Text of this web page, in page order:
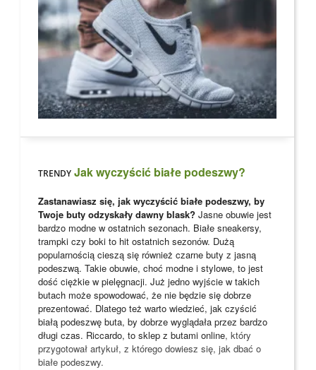
TRENDY Jak wyczyścić białe podeszwy?
Zastanawiasz się, jak wyczyścić białe podeszwy, by
Twoje buty odzyskały dawny blask? Jasne obuwie jest
bardzo modne w ostatnich sezonach. Białe sneakersy,
trampki czy boki to hit ostatnich sezonów. Dużą
popularnością cieszą się również czarne buty z jasną
podeszwą. Takie obuwie, choć modne i stylowe, to jest
dość ciężkie w pielęgnacji. Już jedno wyjście w takich
butach może spowodować, że nie będzie się dobrze
prezentować. Dlatego też warto wiedzieć, jak czyścić
białą podeszwę buta, by dobrze wyglądała przez bardzo
długi czas. Riccardo, to sklep z butami online, który
przygotował artykuł, z którego dowiesz się, jak dbać o
białe podeszwy.